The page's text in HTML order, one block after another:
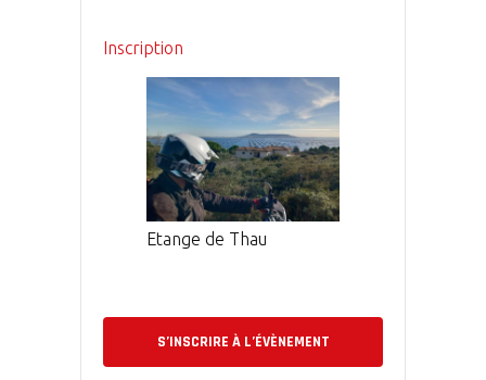
Inscription
Etange de Thau
S’INSCRIRE À L’ÉVÈNEMENT